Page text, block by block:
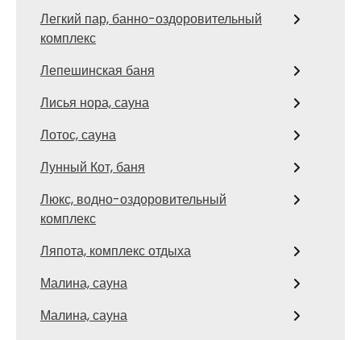
Легкий пар, банно-оздоровительный
комплекс
Лепешинская баня
Лисья нора, сауна
Лотос, сауна
Лунный Кот, баня
Люкс, водно-оздоровительный
комплекс
Ляпота, комплекс отдыха
Малина, сауна
Малина, сауна